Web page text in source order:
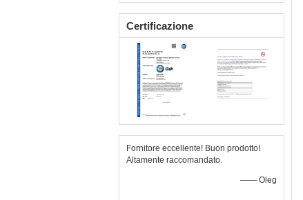
Certificazione
Fornitore eccellente! Buon prodotto!
Altamente raccomandato.
—— Oleg